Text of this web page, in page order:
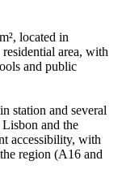
located in
area, with
and public
station and several
and the
accessibility, with
region (A16 and